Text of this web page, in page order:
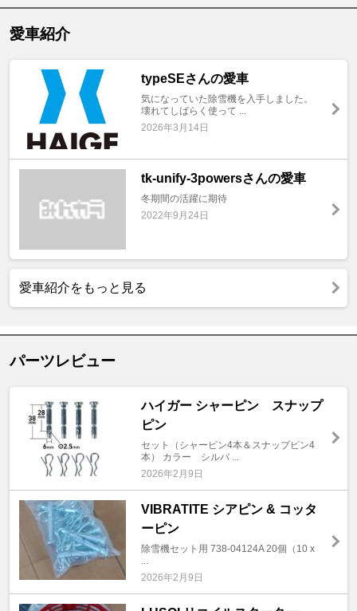
愛車紹介
typeSEさんの愛車
気になっていた除雪機を入手しました。
壊れてしばらく使って ...
2026年3月14日
tk-unify-3powersさんの愛車
冬期間の活躍に期待
2022年9月24日
愛車紹介をもっと見る
パーツレビュー
ハイガー シャーピン スナップ
ピン
セット（シャーピン4本＆スナップピン4
本） カラー シルバ ...
2026年2月9日
VIBRATITE シアピン & コッタ
ーピン
除雪機セット用 738-04124A 20個（10 x
2026年2月9日